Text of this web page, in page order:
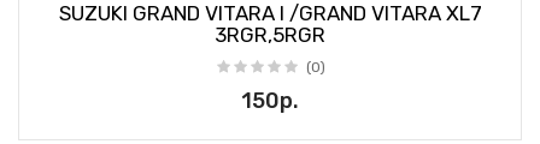
SUZUKI GRAND VITARA I /GRAND VITARA XL7
3RGR,5RGR
(0)
150р.